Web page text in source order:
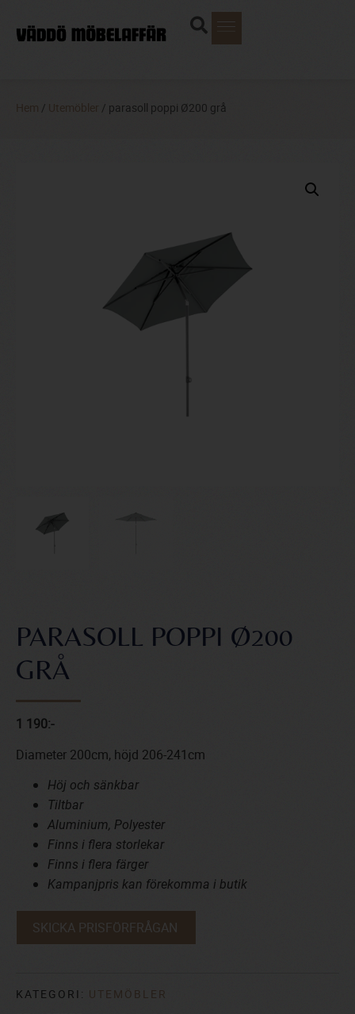
Hem / Utemöbler / parasoll poppi Ø200 grå
PARASOLL POPPI Ø200
GRÅ
1 190:-
Diameter 200cm, höjd 206-241cm
Höj och sänkbar
Tiltbar
Aluminium, Polyester
Finns i flera storlekar
Finns i flera färger
Kampanjpris kan förekomma i butik
SKICKA PRISFÖRFRÅGAN
KATEGORI: UTEMÖBLER